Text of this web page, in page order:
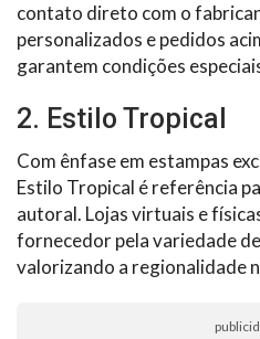
contato direto com o
personalizados e pedidos
garantem condições
2. Estilo Tropical
Com ênfase em estampas
Estilo Tropical é referência
autoral. Lojas virtuais e
fornecedor pela variedade
valorizando a regionalidade